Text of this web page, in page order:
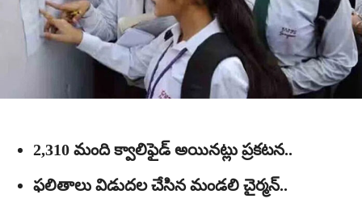
2,310 మంది క్వాలిఫైడ్ అయినట్లు ప్రకటన..
ఫలితాలు విడుదల చేసిన మండలి చైర్మన్..